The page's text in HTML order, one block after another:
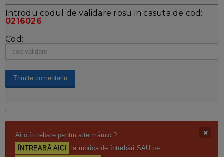
Introdu codul de validare rosu in casuta de cod:
0216026
Cod:
Ai o întrebare pentru alte mămici?
ÎNTREABĂ AICI
la rubrica de întrebări SAU pe